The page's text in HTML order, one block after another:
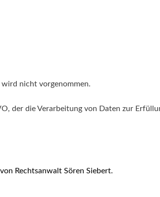
nicht vorgenommen.
der die Verarbeitung von Daten zur
Rechtsanwalt Sören Siebert.